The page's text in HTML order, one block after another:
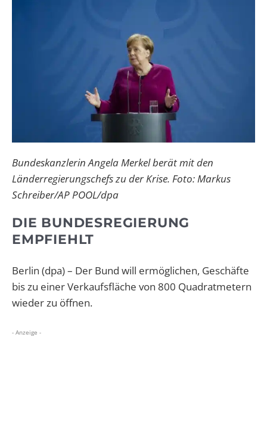
Bundeskanzlerin Angela Merkel berät mit den
Länderregierungschefs zu der Krise. Foto: Markus
Schreiber/AP POOL/dpa
DIE BUNDESREGIERUNG
EMPFIEHLT
Berlin (dpa) – Der Bund will ermöglichen, Geschäfte
bis zu einer Verkaufsfläche von 800 Quadratmetern
wieder zu öffnen.
- Anzeige -